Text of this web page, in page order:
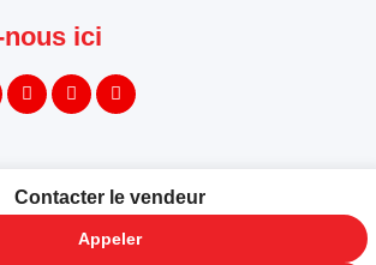
Contacter le vendeur
Appeler
nous ici
Tous droits réservés.